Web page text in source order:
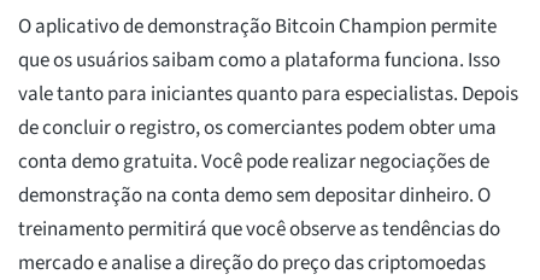
O aplicativo de demonstração Bitcoin Champion permite
que os usuários saibam como a plataforma funciona. Isso
vale tanto para iniciantes quanto para especialistas. Depois
de concluir o registro, os comerciantes podem obter uma
conta demo gratuita. Você pode realizar negociações de
demonstração na conta demo sem depositar dinheiro. O
treinamento permitirá que você observe as tendências do
mercado e analise a direção do preço das criptomoedas